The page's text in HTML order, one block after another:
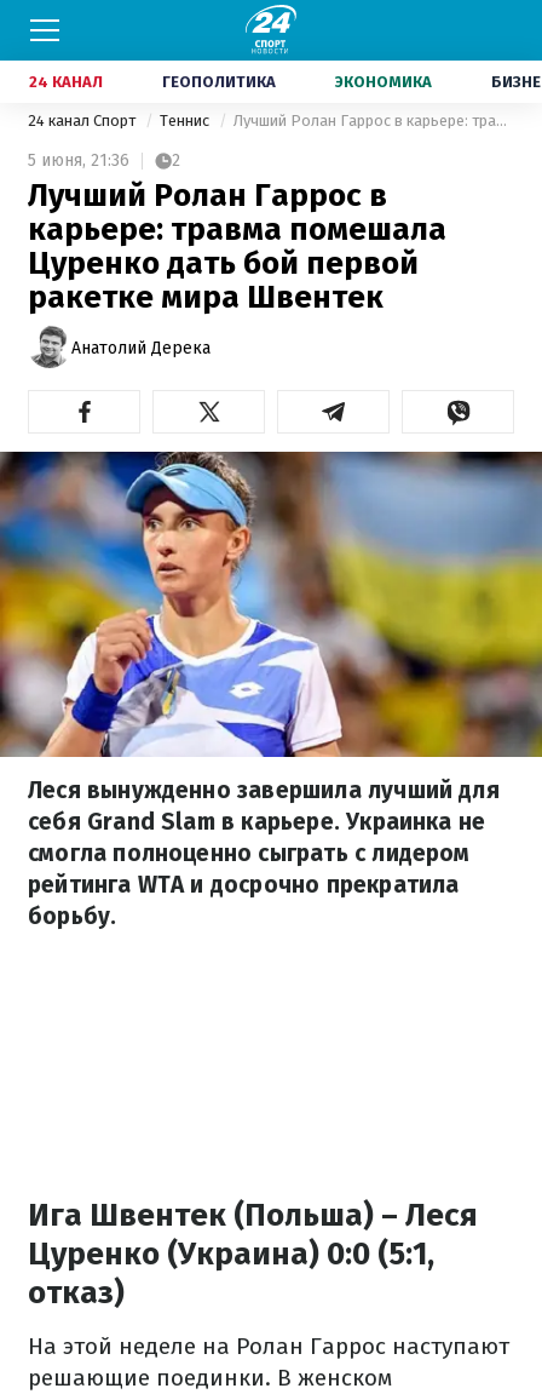
24 КАНАЛ ГЕОПОЛИТИКА ЭКОНОМИКА
24 канал Спорт Теннис Лучший Ролан Гаррос в карьере: травма помешала Цуренко дать бой первой ракетке мира Швентек
5 июня, 21:36 2
Лучший Ролан Гаррос в
карьере: травма помешала
Цуренко дать бой первой
ракетке мира Швентек
Анатолий Дерека
Леся вынужденно завершила лучший для
себя Grand Slam в карьере. Украинка не
смогла полноценно сыграть с лидером
рейтинга WTA и досрочно прекратила
борьбу.
Ига Швентек (Польша) – Леся
Цуренко (Украина) 0:0 (5:1,
отказ)
На этой неделе на Ролан Гаррос наступают
решающие поединки. В женском